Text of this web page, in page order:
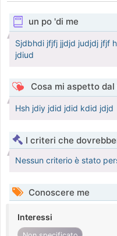
un po 'di me
Sjdbhdi jfjfj jjdjd judjdj jfjf
jdiud
Cosa mi aspetto
Hsh jdiy jdid jdid kdid jdjd
I criteri che
Nessun criterio è stato
Conoscere me
Interessi